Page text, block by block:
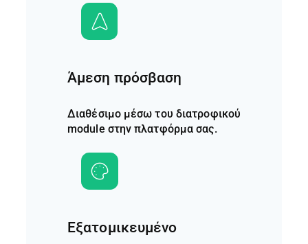
Άμεση πρόσβαση
Διαθέσιμο μέσω του διατροφικού
module στην πλατφόρμα σας.
Εξατομικευμένο